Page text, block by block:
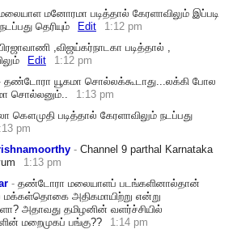
மனோரமா படித்தால் கேரளாவிலும் இப்படி
தெரியும்
Edit
1:12 pm
,விஜய்கர்நாடகா படித்தால் ,
Edit
1:12 pm
தண்டோரா யூகமா சொல்லக்கூடாது...லக்கி போல
சொல்லனும்..
1:13 pm
கௌமுதி படித்தால் கேரளாவிலும் நடப்பது
pm
- Channel 9 parthal Karnataka
1:13 pm
- தண்டோரா மலையாளப் படங்களினால்தான்
மக்கள்தொகை அதிகமாயிற்று என்று
அதாவது தமிழனின் வளர்ச்சியில்
மறைமுகப் பங்கு??
1:14 pm